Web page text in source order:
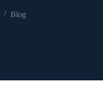
Blog